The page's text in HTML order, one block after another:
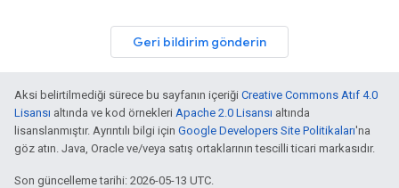
Geri bildirim gönderin
Aksi belirtilmediği sürece bu sayfanın içeriği Creative Commons Atıf 4.0
Lisansı altında ve kod örnekleri Apache 2.0 Lisansı altında
lisanslanmıştır. Ayrıntılı bilgi için Google Developers Site Politikaları'na
göz atın. Java, Oracle ve/veya satış ortaklarının tescilli ticari markasıdır.
Son güncelleme tarihi: 2026-05-13 UTC.